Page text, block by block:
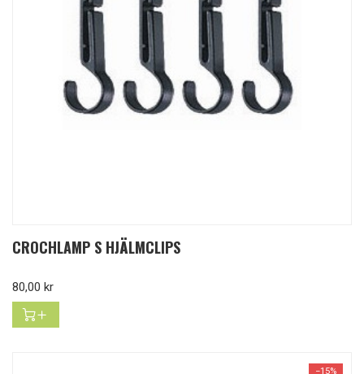
CROCHLAMP S HJÄLMCLIPS
Pris
80,00 kr
−15%